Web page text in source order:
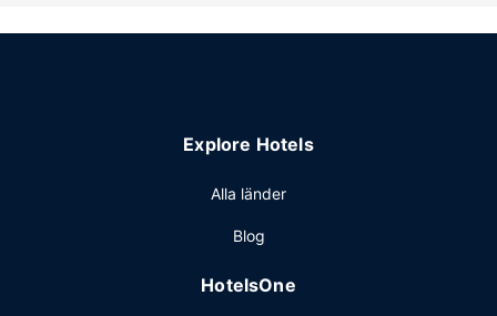
serveras dagligen mot en avgift från 06.00 till 10.00.
expressincheckning och expressutcheckning. Avgiftsfri
Explore Hotels
Alla länder
Blog
HotelsOne